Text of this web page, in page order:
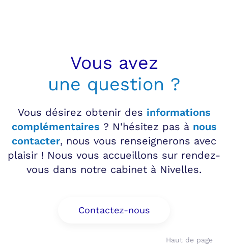
Vous avez
une question ?
Vous désirez obtenir des informations
complémentaires ? N'hésitez pas à nous
contacter, nous vous renseignerons avec
plaisir ! Nous vous accueillons sur rendez-
vous dans notre cabinet à Nivelles.
Contactez-nous
Haut de page